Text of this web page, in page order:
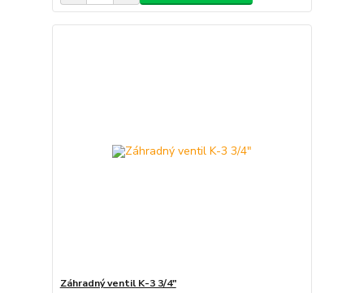
Záhradný ventil K-3 3/4"